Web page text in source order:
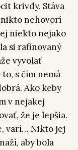
krivdy. Stáva
nikto nehovorí
niekto nejako
si rafinovaný
vyvolať
s čím nemá
Ako keby
v nejakej
že je lepšia.
varí… Nikto jej
aby bola